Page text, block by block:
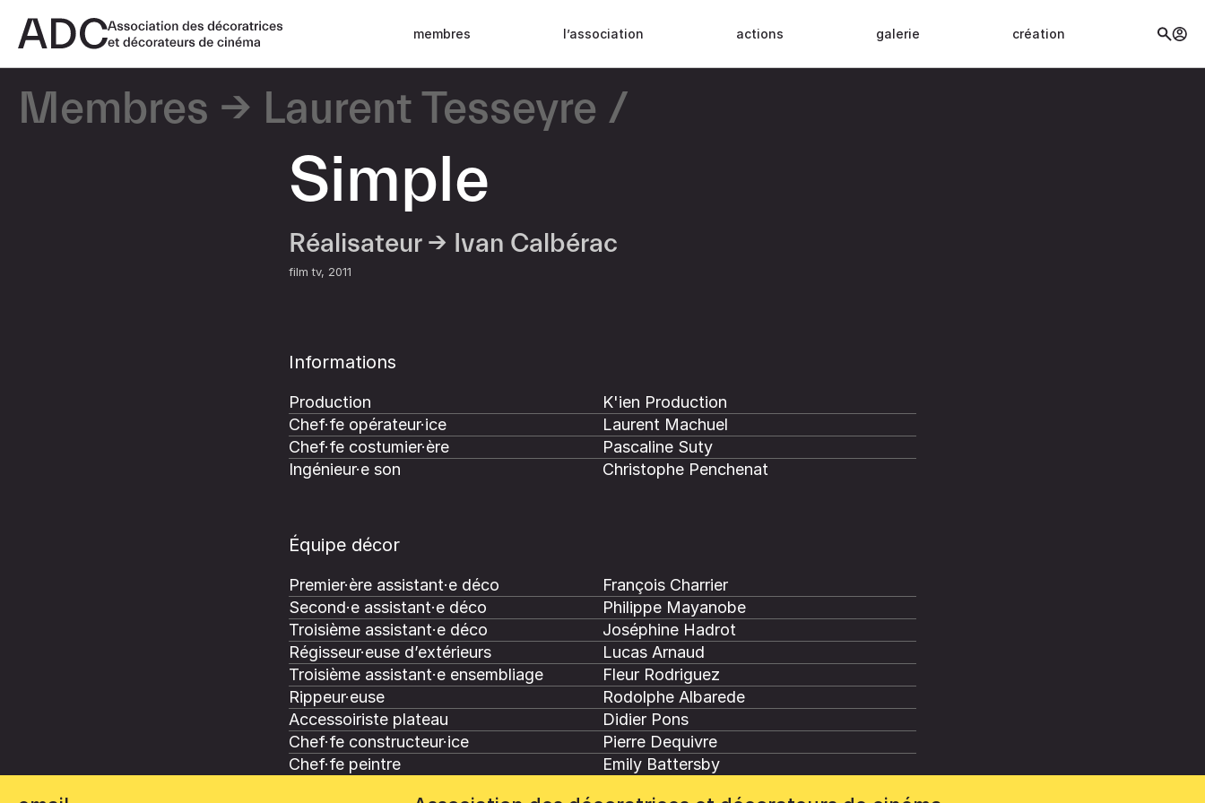
membres l’association actions galerie création
Membres Laurent Tesseyre
Simple
Réalisateur → Ivan Calbérac
film tv 2011
Informations
Production
K'ien Production
Chef·fe opérateur·ice
Laurent Machuel
Chef·fe costumier·ère
Pascaline Suty
Ingénieur·e son
Christophe Penchenat
Équipe décor
Premier·ère assistant·e déco
François Charrier
Second·e assistant·e déco
Philippe Mayanobe
Troisième assistant·e déco
Joséphine Hadrot
Régisseur·euse d’extérieurs
Lucas Arnaud
Troisième assistant·e ensembliage
Fleur Rodriguez
Rippeur·euse
Rodolphe Albarede
Accessoiriste plateau
Didier Pons
Chef·fe constructeur·ice
Pierre Dequivre
Chef·fe peintre
Emily Battersby